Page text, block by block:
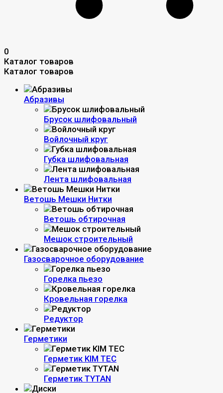
0
Каталог товаров
Каталог товаров
Абразивы
Брусок шлифовальный
Войлочный круг
Губка шлифовальная
Лента шлифовальная
Ветошь Мешки Нитки
Ветошь обтирочная
Мешок строительный
Газосварочное оборудование
Горелка пьезо
Кровельная горелка
Редуктор
Герметики
Герметик KIM TEC
Герметик TYTAN